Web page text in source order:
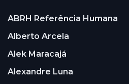
ABRH Referência Humana
Alberto Arcela
Alek Maracajá
Alexandre Luna